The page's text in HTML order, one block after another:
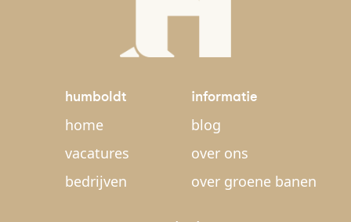
humboldt
home
vacatures
bedrijven
informatie
blog
over ons
over groene banen